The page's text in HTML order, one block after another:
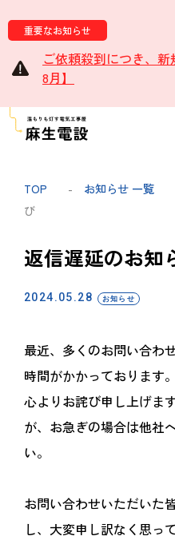
重要なお知らせ
ご依頼殺到につき、
8月】
TOP - お知らせ 一覧
び
返信遅延のお知
2024.05.28 お知らせ
最近、多くのお問い合わ
時間がかかっております。
心よりお詫び申し上げま
が、お急ぎの場合は他社
い。
お問い合わせいただいた
し、大変申し訳なく思っ